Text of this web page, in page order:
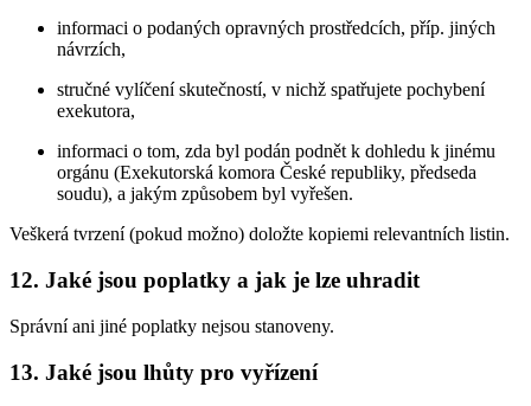
informaci o podaných opravných prostředcích, příp. jiných
návrzích,
stručné vylíčení skutečností, v nichž spatřujete pochybení
exekutora,
informaci o tom, zda byl podán podnět k dohledu k jinému
orgánu (Exekutorská komora České republiky, předseda
soudu), a jakým způsobem byl vyřešen.
Veškerá tvrzení (pokud možno) doložte kopiemi relevantních listin.
12. Jaké jsou poplatky a jak je lze uhradit
Správní ani jiné poplatky nejsou stanoveny.
13. Jaké jsou lhůty pro vyřízení